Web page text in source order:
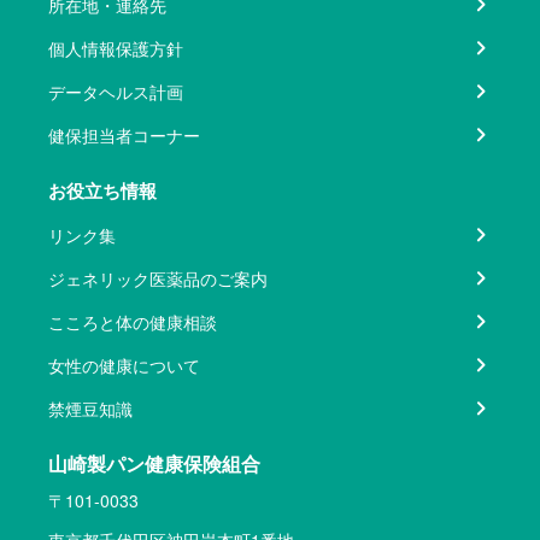
所在地・連絡先
個人情報保護方針
データヘルス計画
健保担当者コーナー
お役立ち情報
リンク集
ジェネリック医薬品のご案内
こころと体の健康相談
女性の健康について
禁煙豆知識
山崎製パン健康保険組合
〒101-0033